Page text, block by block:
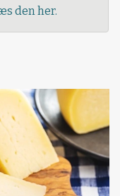
den her.